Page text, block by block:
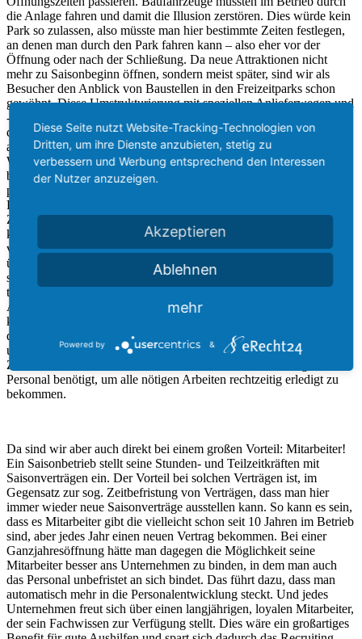
die Anlage fahren und damit die Illusion zerstören. Dies würde kein
Park so zulassen, also müsste man hier bestimmte Zeiten festlegen,
an denen man durch den Park fahren kann – also eher vor der
Öffnung oder nach der Schließung. Da neue Attraktionen nicht
mehr zu Saisonbeginn öffnen, sondern meist später, sind wir als
Besucher den Anblick von Baustellen in den Freizeitparks schon
gewöhnt. Diese Umstrukturierung mit speziellen Anlieferwegen und
-zeiten kostet jedoch viel Geld, da die auch die Bauarbeiten
dementsprechend ihre Arbeitszeiten legen müssen. Und da wäre
auch direkt die nächste Hürde: Arbeitszeiten. Für das parkeigene
Wartungs- und Technikerteam würde das Wegfallen der Off Season
bedeuten, dass große Wartungen an den Attraktionen im Parkbetrieb
passieren müssen. In den Disneyparks nennt man das „Rehab“.
Dieses Prinzip hat sich sehr bewährt, da der Park diese Rehab-
Zeiträume sowohl auf der Webseite als auch im Kalender
kommuniziert. Damit sollten böse Überraschungen für die Besucher
vermieden werden. Efteling hat dieses Prinzip der Transparenz
übernommen und fährt damit soweit ohne große Beschwerden
seitens der Besucher. Neben den Wartungen gibt es noch die
täglichen technischen Arbeiten an den Fahrgeschäften. Die
Arbeitszeiten der Techniker müssten bei einer Ganzjahresöffnung
komplett überdacht werden. Vor der Öffnung des Parks müsste man
den Fachkräften mehr Zeit einzuräumen auch wöchentliche
und/oder monatliche Wartungen durchzuführen. Dieses enge
Zeitmodell könnte dazu führen, dass man am Ende des Tages mehr
Personal benötigt, um alle nötigen Arbeiten rechtzeitig erledigt zu
bekommen.
Da sind wir aber auch direkt bei einem großen Vorteil: Mitarbeiter!
Ein Saisonbetrieb stellt seine Stunden- und Teilzeitkräften mit
Saisonverträgen ein. Der Vorteil bei solchen Verträgen ist, im
Gegensatz zur sog. Zeitbefristung von Verträgen, dass man hier
immer wieder neue Saisonverträge ausstellen kann. So kann es sein,
dass es Mitarbeiter gibt die vielleicht schon seit 10 Jahren im Betrieb
sind, aber jedes Jahr einen neuen Vertrag bekommen. Bei einer
Ganzjahresöffnung hätte man dagegen die Möglichkeit seine
Mitarbeiter besser ans Unternehmen zu binden, in dem man auch
das Personal unbefristet an sich bindet. Das führt dazu, dass man
automatisch mehr in die Personalentwicklung steckt. Und jedes
Unternehmen freut sich über einen langjährigen, loyalen Mitarbeiter,
der sein Fachwissen zur Verfügung stellt. Dies wäre ein großartiges
Diese Seite nutzt Website-Tracking-Technologien von
Dritten, um ihre Dienste anzubieten, stetig zu
verbessern und Werbung entsprechend den Interessen
der Nutzer anzuzeigen.
Akzeptieren
Ablehnen
mehr
Powered by &